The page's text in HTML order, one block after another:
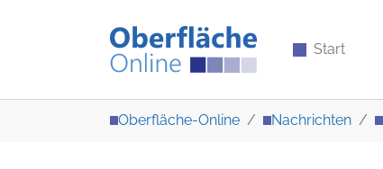
Start
Oberfläche-Online Nachrichten